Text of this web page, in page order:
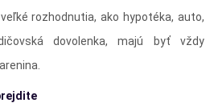
rozhodnutia, ako hypotéka, auto,
dovolenka, majú byť vždy